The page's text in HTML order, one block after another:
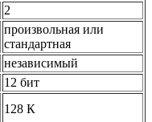
2
произвольная или
стандартная
независимый
12 бит
128 К